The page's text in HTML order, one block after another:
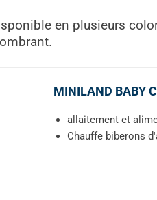
en plusieurs
MINILAND BABY
allaitement et
Chauffe biberons